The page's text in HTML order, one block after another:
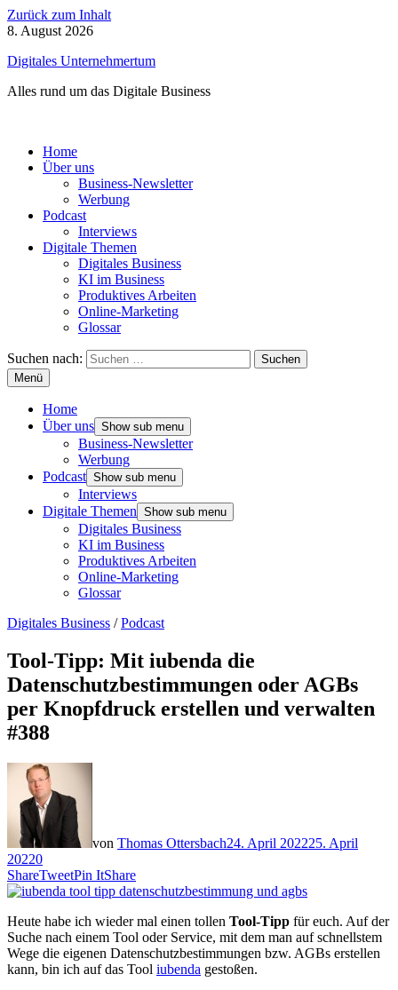
Zurück zum Inhalt
8. August 2026
Digitales Unternehmertum
Alles rund um das Digitale Business
Home
Über uns
Business-Newsletter
Werbung
Podcast
Interviews
Digitale Themen
Digitales Business
KI im Business
Produktives Arbeiten
Online-Marketing
Glossar
Suchen nach:
Menü
Home
Über uns Show sub menu
Business-Newsletter
Werbung
Podcast Show sub menu
Interviews
Digitale Themen Show sub menu
Digitales Business
KI im Business
Produktives Arbeiten
Online-Marketing
Glossar
Digitales Business /Podcast
Tool-Tipp: Mit iubenda die
Datenschutzbestimmungen oder AGBs
per Knopfdruck erstellen und verwalten
#388
von Thomas Ottersbach24. April 202225. April
20220
ShareTweetPin ItShare
Heute habe ich wieder mal einen tollen Tool-Tipp für euch. Auf der
Suche nach einem Tool oder Service, mit dem man auf schnellstem
Wege die eigenen Datenschutzbestimmungen bzw. AGBs erstellen
kann, bin ich auf das Tool iubenda gestoßen.